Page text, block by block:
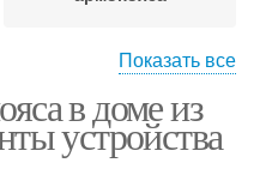
газобетона
Показать все
в доме из
устройства